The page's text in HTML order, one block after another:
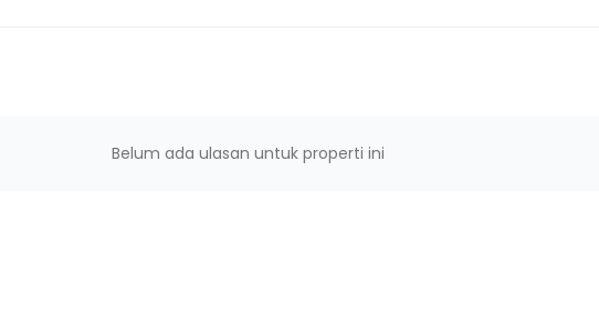
Belum ada ulasan untuk properti ini